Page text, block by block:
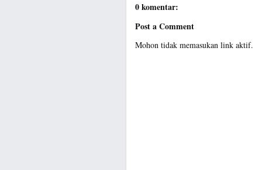
0 komentar:
Post a Comment
Mohon tidak memasukan link aktif.